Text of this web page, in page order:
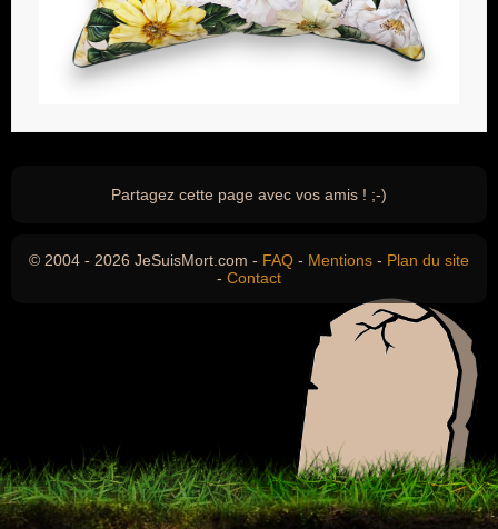
Partagez cette page avec vos amis ! ;-)
© 2004 - 2026 JeSuisMort.com - FAQ - Mentions - Plan du site
- Contact